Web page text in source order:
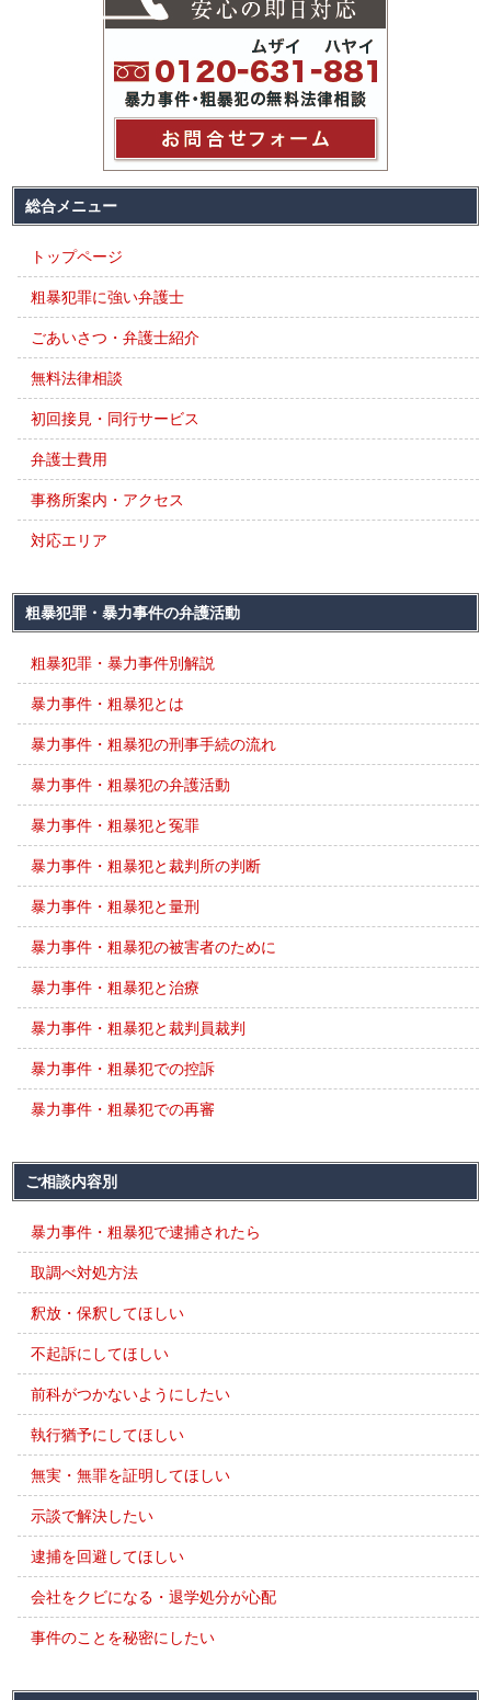
総合メニュー
トップページ
粗暴犯罪に強い弁護士
ごあいさつ・弁護士紹介
無料法律相談
初回接見・同行サービス
弁護士費用
事務所案内・アクセス
対応エリア
粗暴犯罪・暴力事件の弁護活動
粗暴犯罪・暴力事件別解説
暴力事件・粗暴犯とは
暴力事件・粗暴犯の刑事手続の流れ
暴力事件・粗暴犯の弁護活動
暴力事件・粗暴犯と冤罪
暴力事件・粗暴犯と裁判所の判断
暴力事件・粗暴犯と量刑
暴力事件・粗暴犯の被害者のために
暴力事件・粗暴犯と治療
暴力事件・粗暴犯と裁判員裁判
暴力事件・粗暴犯での控訴
暴力事件・粗暴犯での再審
ご相談内容別
暴力事件・粗暴犯で逮捕されたら
取調べ対処方法
釈放・保釈してほしい
不起訴にしてほしい
前科がつかないようにしたい
執行猶予にしてほしい
無実・無罪を証明してほしい
示談で解決したい
逮捕を回避してほしい
会社をクビになる・退学処分が心配
事件のことを秘密にしたい